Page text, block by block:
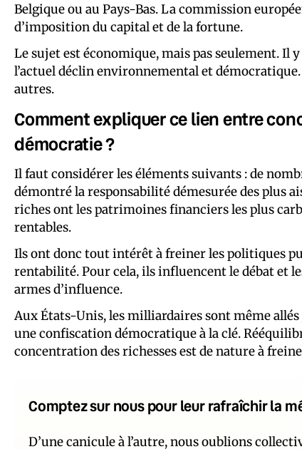
Belgique ou au Pays-Bas. La commission
d’imposition du capital et de la fortune.
Le sujet est économique, mais pas seulement. Il
l’actuel déclin environnemental et
autres.
Comment expliquer ce lien entre
démocratie ?
Il faut considérer les éléments suivants : de
démontré la responsabilité démesurée des plus
riches ont les patrimoines financiers les plus
rentables.
Ils ont donc tout intérêt à freiner les politiques
rentabilité. Pour cela, ils influencent le débat et
armes d’influence.
Aux États-Unis, les milliardaires sont même
une confiscation démocratique à la clé.
concentration des richesses est de nature à
Comptez sur nous pour leur rafraîchir la
D’une canicule à l’autre, nous oublions